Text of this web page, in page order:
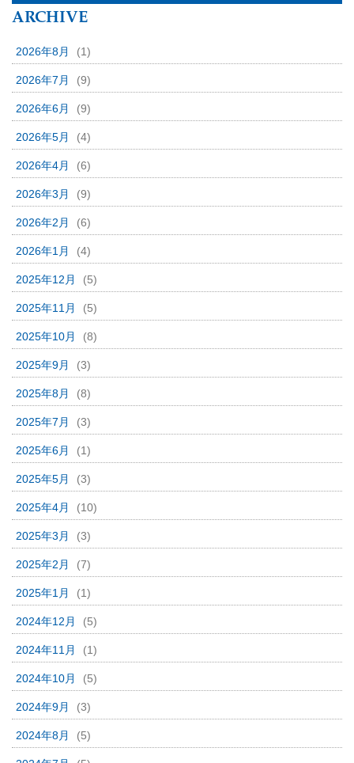
ARCHIVE
2026年8月 (1)
2026年7月 (9)
2026年6月 (9)
2026年5月 (4)
2026年4月 (6)
2026年3月 (9)
2026年2月 (6)
2026年1月 (4)
2025年12月 (5)
2025年11月 (5)
2025年10月 (8)
2025年9月 (3)
2025年8月 (8)
2025年7月 (3)
2025年6月 (1)
2025年5月 (3)
2025年4月 (10)
2025年3月 (3)
2025年2月 (7)
2025年1月 (1)
2024年12月 (5)
2024年11月 (1)
2024年10月 (5)
2024年9月 (3)
2024年8月 (5)